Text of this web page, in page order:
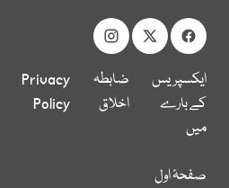
ایکسپریس
کے بارے
میں
ضابطہ
اخلاق
Privacy
Policy
صفحۂ اول